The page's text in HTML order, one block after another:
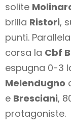
solite
brilla Ristori,
punti.
corsa la Cbf
espugna 0-3
Melendugno
e Bresciani,
protagoniste.